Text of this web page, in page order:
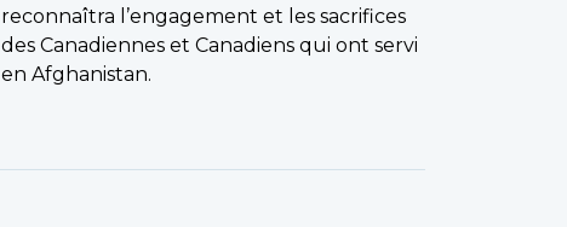
reconnaîtra l’engagement et les sacrifices
des Canadiennes et Canadiens qui ont servi
en Afghanistan.